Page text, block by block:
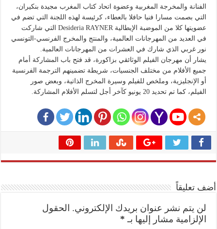
الفنانة والمخرجة المغربية وعضوة اتحاد كتاب المغرب مجيدة بنكيران،
التي بصمت مسارا فنيا حافلا بالعطاء، كرئيسة لهذه اللجنة التي تضم في
عضويتها كلا من الموضبة الإيطالية Desideria RAYNER التي شاركت
في العديد من المهرجانات العالمية، والمنتج والمخرج الفرنسي-التونسي
نور غربي الذي شارك في العشرات من المهرجانات العالمية.
يشار أن مهرجان الفيلم الوثائقي بزاكورة، قد فتح باب المشاركة أمام
جميع الأفلام من مختلف الجنسيات، شريطة تضمينهم الترجمة الفرنسية
أو الإنجليزية، وملخص للفيلم وسيرة المخرج الذاتية، وبعض صور
الفيلم، كما تم تحديد 20 يونيو كآخر أجل لتسلم الأفلام المشاركة.
أضف تعليقاً
لن يتم نشر عنوان بريدك الإلكتروني.
الحقول
الإلزامية مشار إليها بـ *